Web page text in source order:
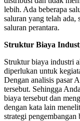
lebih. Ada beberapa
saluran yang telah ada,
saluran perantara.
Struktur Biaya
Struktur biaya industri
diperlukan untuk
Dengan analisis pasar
tersebut. Sehingga
biaya tersebut dan
dengan kata lain
strategi pengembangan